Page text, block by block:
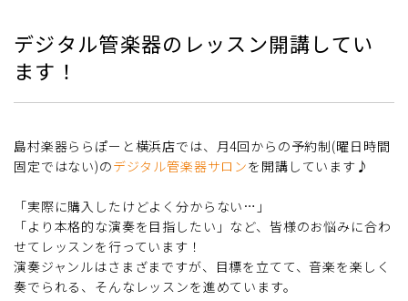
デジタル管楽器のレッスン開講してい
ます！
島村楽器ららぽーと横浜店では、月4回からの予約制(曜日時間
固定ではない)のデジタル管楽器サロンを開講しています♪
「実際に購入したけどよく分からない…」
「より本格的な演奏を目指したい」など、皆様のお悩みに合わ
せてレッスンを行っています！
演奏ジャンルはさまざまですが、目標を立てて、音楽を楽しく
奏でられる、そんなレッスンを進めています。